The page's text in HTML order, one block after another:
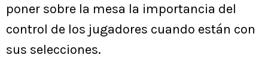
poner sobre la mesa la importancia del
control de los jugadores cuando están con
sus selecciones.